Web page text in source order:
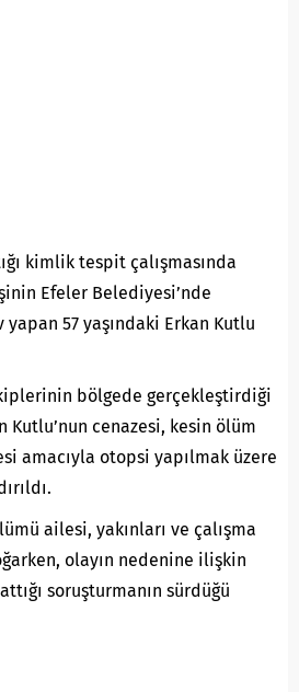
kimlik tespit çalışmasında
Efeler Belediyesi’nde
57 yaşındaki Erkan Kutlu
bölgede gerçekleştirdiği
Kutlu’nun cenazesi, kesin ölüm
amacıyla otopsi yapılmak üzere
ailesi, yakınları ve çalışma
olayın nedenine ilişkin
soruşturmanın sürdüğü